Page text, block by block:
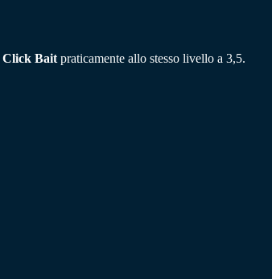
Click Bait praticamente allo stesso livello a 3,5.